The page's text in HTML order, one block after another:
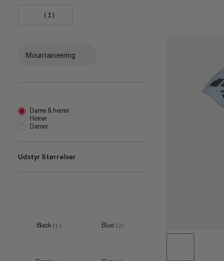
(1)
Mountaineering
Dame & herrer
Herrer
Damer
Udstyr Størrelser
Black ( 1 ) Blue ( 2 )